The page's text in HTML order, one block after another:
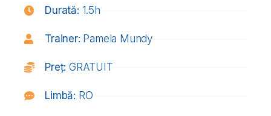
Durată: 1.5h
Trainer: Pamela Mundy
Preț:GRATUIT
Limbă: RO